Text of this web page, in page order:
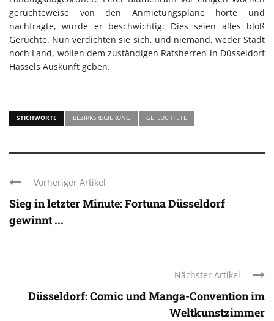
gerüchteweise von den Anmietungspläne hörte und
nachfragte, wurde er beschwichtig: Dies seien alles bloß
Gerüchte. Nun verdichten sie sich, und niemand, weder Stadt
noch Land, wollen dem zuständigen Ratsherren in Düsseldorf
Hassels Auskunft geben.
STICHWORTE BEZIRKSREGIERUNG GEFLÜCHTETE
Vorheriger Artikel
Sieg in letzter Minute: Fortuna Düsseldorf
gewinnt ...
Nächster Artikel
Düsseldorf: Comic und Manga-Convention im
Weltkunstzimmer